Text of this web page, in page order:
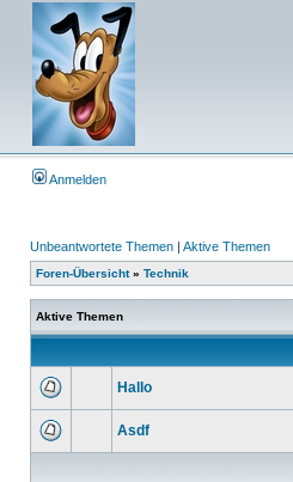
Anmelden
Unbeantwortete Themen | Aktive Themen
Foren-Übersicht» Technik
Aktive Themen
Hallo
Asdf